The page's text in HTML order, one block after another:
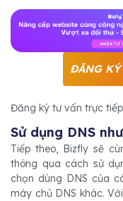
ĐĂNG KÝ
Đăng ký tư vấn trực
Sử dụng DNS
Tiếp theo, Bizfly sẽ
thông qua cách sử
chọn dùng DNS của
máy chủ DNS khác.